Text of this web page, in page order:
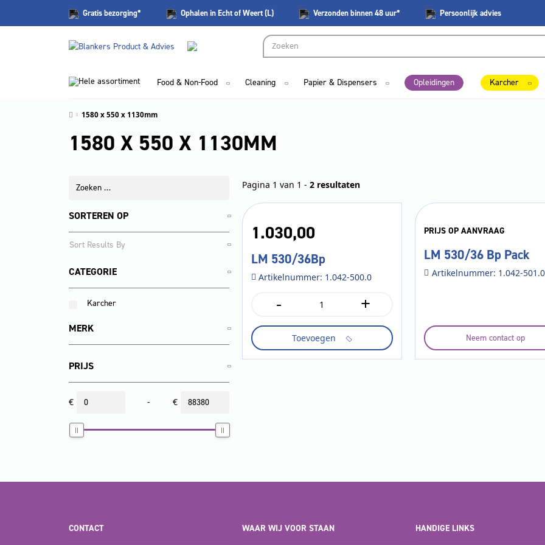
Gratisbezorging* Ophalen in Echt of Weert (L) Verzondenbinnen 48 uur* Persoonlijkadvies
Hele assortiment Food & Non-Food Cleaning Papier & Dispensers Opleidingen Karcher
1580 x 550 x 1130mm
1580 X 550 X 1130MM
SORTEREN OP
CATEGORIE
Karcher
MERK
PRIJS
€ €
-
Pagina 1 van 1 - 2 resultaten
1.030,00
LM 530/36Bp
Artikelnummer: 1.042-500.0
-
aantal
+
Toevoegen
PRIJS OP AANVRAAG
LM 530/36 Bp Pack
Artikelnummer: 1.042-501.0
Neem contact op
CONTACT WAAR WIJ VOOR STAAN HANDIGE LINKS